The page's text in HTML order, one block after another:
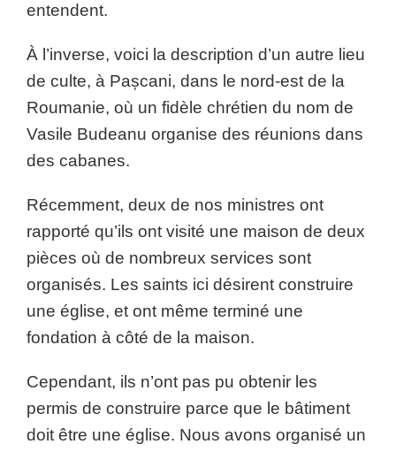
entendent.
À l’inverse, voici la description d’un autre lieu
de culte, à Pașcani, dans le nord-est de la
Roumanie, où un fidèle chrétien du nom de
Vasile Budeanu organise des réunions dans
des cabanes.
Récemment, deux de nos ministres ont
rapporté qu’ils ont visité une maison de deux
pièces où de nombreux services sont
organisés. Les saints ici désirent construire
une église, et ont même terminé une
fondation à côté de la maison.
Cependant, ils n’ont pas pu obtenir les
permis de construire parce que le bâtiment
doit être une église. Nous avons organisé un